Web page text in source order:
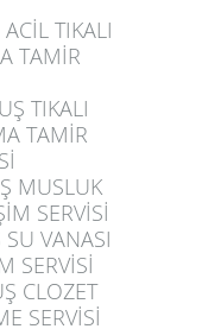
ACİL TIKALI
TAMİR
TIKALI
TAMİR
MUSLUK
SERVİSİ
SU VANASI
SERVİSİ
CLOZET
SERVİSİ